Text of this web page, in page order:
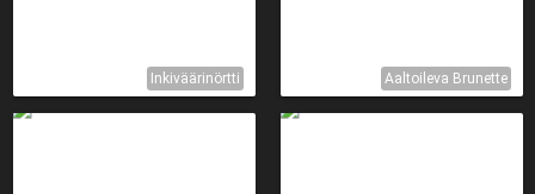
Inkiväärinörtti Aaltoileva Brunette